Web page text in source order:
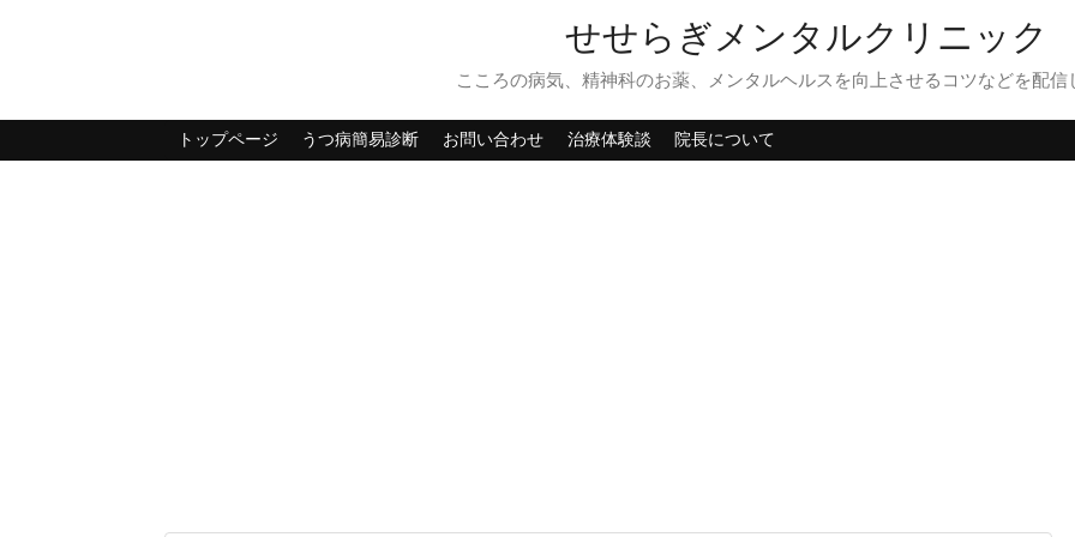
せせらぎメンタルクリニック
こころの病気、精神科のお薬、メンタルヘルスを向上させるコツなどを配信
トップページ うつ病簡易診断 お問い合わせ 治療体験談 院長について